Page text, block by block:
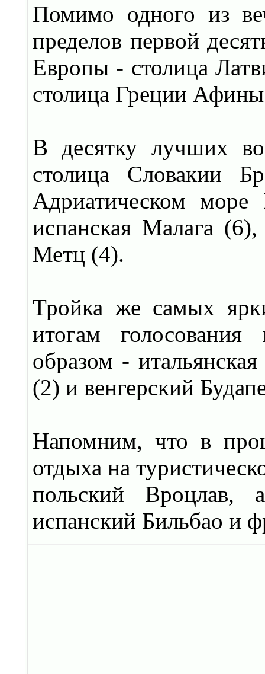
Помимо одного из
пределов первой
Европы - столица
столица Греции
В десятку лучших
столица Словакии
Адриатическом
испанская Малага
Метц (4).
Тройка же самых
итогам
образом -
(2) и венгерский
Напомним, что в
отдыха на
польский
испанский Бильбао и